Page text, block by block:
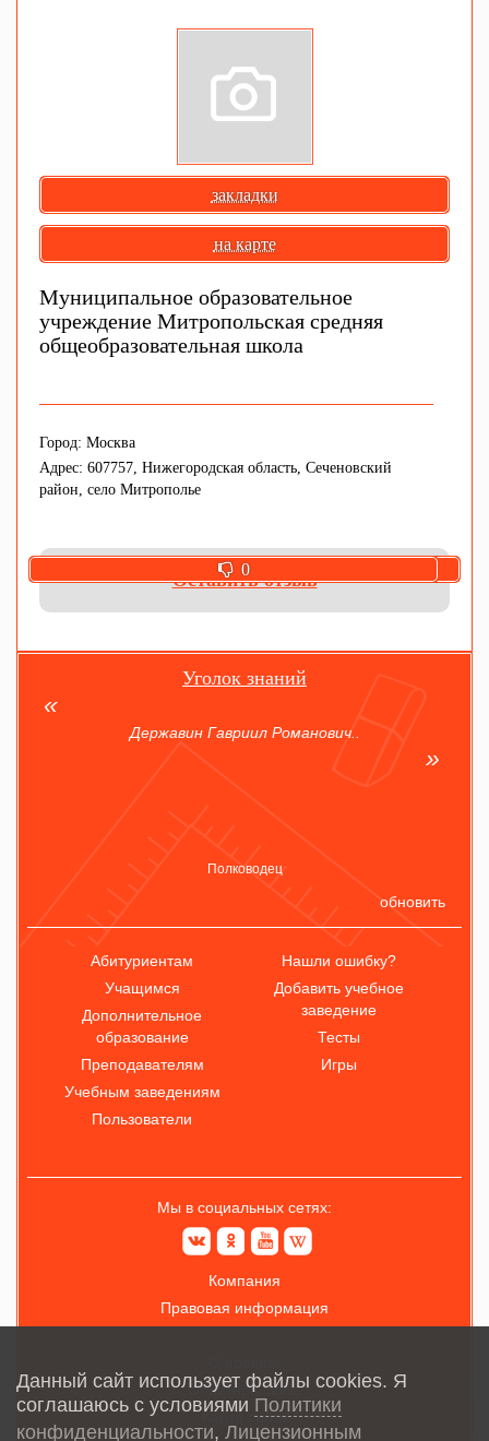
закладки
на карте
Муниципальное образовательное
учреждение Митропольская средняя
общеобразовательная школа
Город: Москва
Адрес: 607757, Нижегородская область, Сеченовский
район, село Митрополье
Оставить отзыв
0
Уголок знаний
Державин Гавриил Романович..
Полководец
обновить
Абитуриентам
Учащимся
Дополнительное
образование
Преподавателям
Учебным заведениям
Пользователи
Нашли ошибку?
Добавить учебное
заведение
Тесты
Игры
Мы в социальных сетях:
Компания
Правовая информация
Обратная связь
Карта сайта
Данный сайт использует файлы cookies. Я
соглашаюсь с условиями Политики
конфиденциальности, Лицензионным